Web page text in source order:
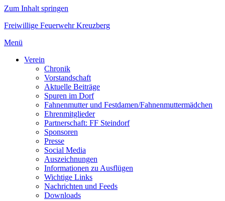
Zum Inhalt springen
Freiwillige Feuerwehr Kreuzberg
Menü
Verein
Chronik
Vorstandschaft
Aktuelle Beiträge
Spuren im Dorf
Fahnenmutter und Festdamen/Fahnenmuttermädchen
Ehrenmitglieder
Partnerschaft: FF Steindorf
Sponsoren
Presse
Social Media
Auszeichnungen
Informationen zu Ausflügen
Wichtige Links
Nachrichten und Feeds
Downloads